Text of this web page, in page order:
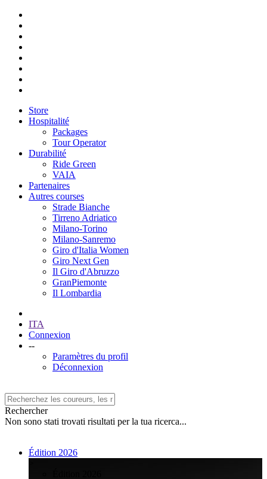
Store
Hospitalité
Packages
Tour Operator
Durabilité
Ride Green
VAIA
Partenaires
Autres courses
Strade Bianche
Tirreno Adriatico
Milano-Torino
Milano-Sanremo
Giro d'Italia Women
Giro Next Gen
Il Giro d'Abruzzo
GranPiemonte
Il Lombardia
ITA
Connexion
--
Paramètres du profil
Déconnexion
Rechercher
Non sono stati trovati risultati per la tua ricerca...
Édition 2026